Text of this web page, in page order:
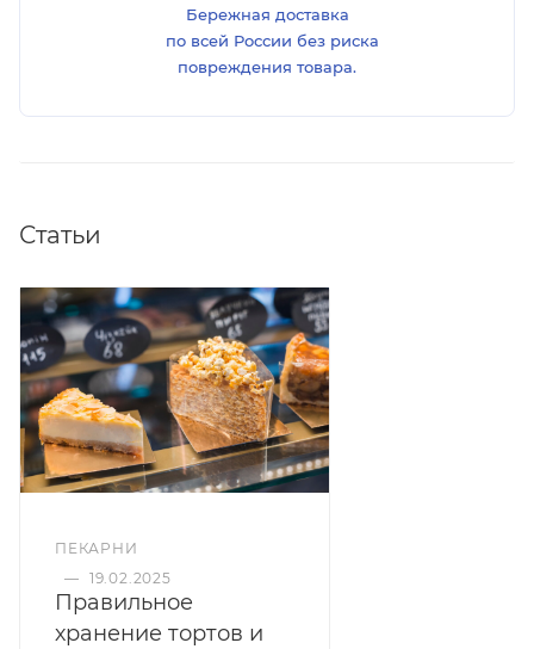
Бережная доставка
по всей России без риска
повреждения товара.
Статьи
ПЕКАРНИ
— 19.02.2025
Правильное
хранение тортов и